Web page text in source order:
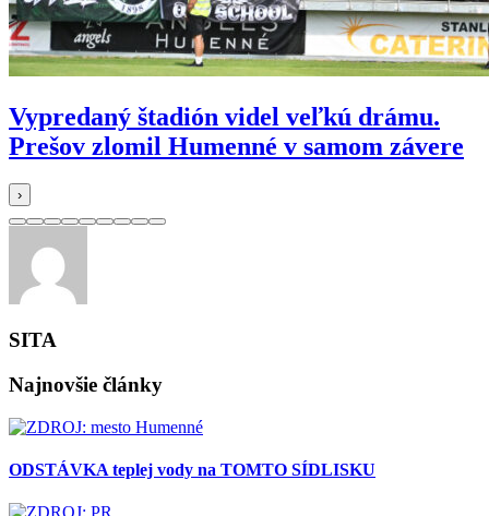
Vypredaný štadión videl veľkú drámu.
Prešov zlomil Humenné v samom závere
›
SITA
Najnovšie články
ODSTÁVKA teplej vody na TOMTO SÍDLISKU